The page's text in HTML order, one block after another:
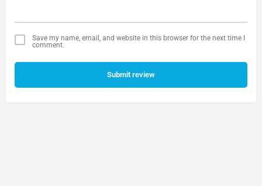
Save my name, email, and website in this browser for the next time I
comment.
Submit review